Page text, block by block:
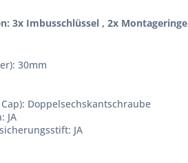
3x Imbusschlüssel , 2x Montageringe
30mm
Doppelsechskantschraube
JA
JA